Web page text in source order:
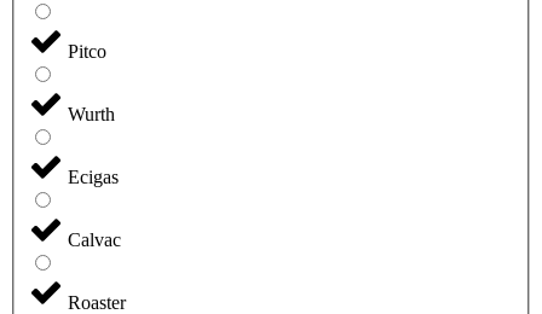
Pitco
Wurth
Ecigas
Calvac
Roaster